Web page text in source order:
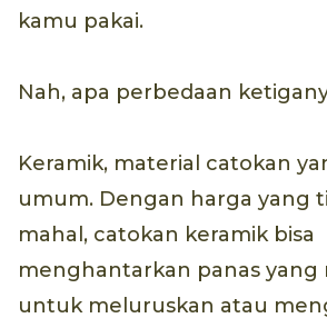
kamu pakai.
Nah, apa perbedaan
Keramik, material catokan
umum. Dengan harga yang
mahal, catokan keramik bisa
menghantarkan panas yang
untuk meluruskan atau